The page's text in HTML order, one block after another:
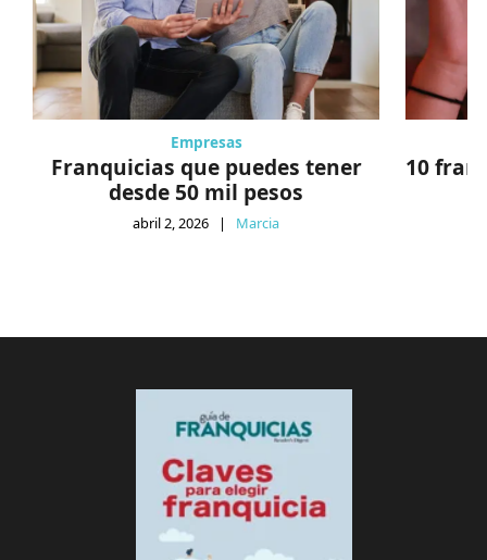
Empresas
Franquicias que puedes tener
desde 50 mil pesos
abril 2, 2026 | Marcia
10